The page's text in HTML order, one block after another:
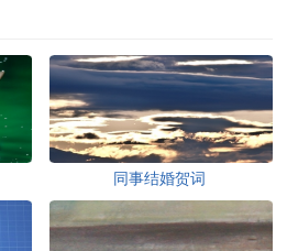
同事结婚贺词